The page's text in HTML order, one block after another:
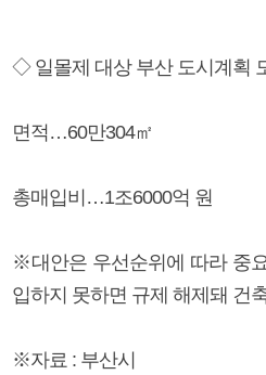
◇ 일몰제 대상 부산 도시계획
면적…60만304㎡
총매입비…1조6000억 원
※대안은 우선순위에 따라 중
입하지 못하면 규제 해제돼 건
※자료 : 부산시